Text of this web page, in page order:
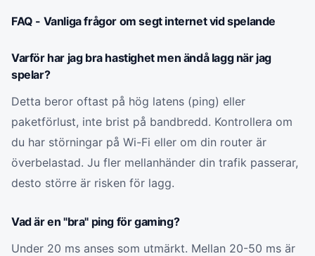
FAQ - Vanliga frågor om segt internet vid spelande
Varför har jag bra hastighet men ändå lagg när jag
spelar?
Detta beror oftast på hög latens (ping) eller
paketförlust, inte brist på bandbredd. Kontrollera om
du har störningar på Wi-Fi eller om din router är
överbelastad. Ju fler mellanhänder din trafik passerar,
desto större är risken för lagg.
Vad är en "bra" ping för gaming?
Under 20 ms anses som utmärkt. Mellan 20-50 ms är